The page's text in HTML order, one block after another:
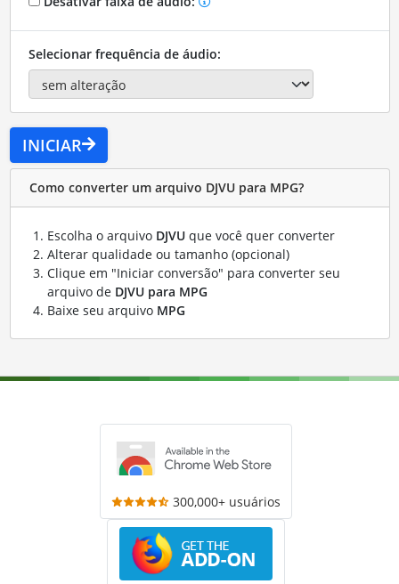
Selecionar frequência de áudio:
INICIAR
Como converter um arquivo DJVU para MPG?
Escolha o arquivo DJVUque você quer converter
Alterar qualidade ou tamanho (opcional)
Clique em "Iniciar conversão" para converter seu
arquivo de DJVU para MPG
Baixe seu arquivo MPG
300,000+ usuários